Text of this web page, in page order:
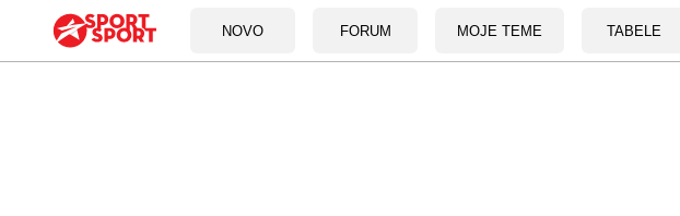
NOVO FORUM MOJE TEME TABELE